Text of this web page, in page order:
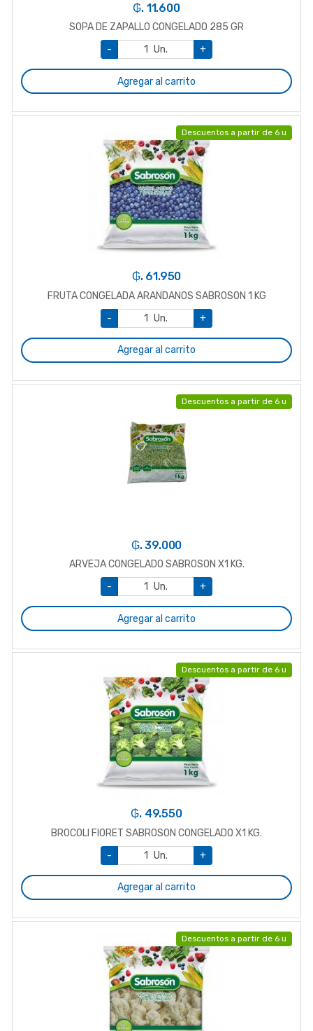
₲. 11.600
SOPA DE ZAPALLO CONGELADO 285 GR
-
Un. +
Agregar al carrito
Descuentos a partir de 6 u
₲. 61.950
FRUTA CONGELADA ARANDANOS SABROSON 1 KG
-
Un. +
Agregar al carrito
Descuentos a partir de 6 u
₲. 39.000
ARVEJA CONGELADO SABROSON X1 KG.
-
Un. +
Agregar al carrito
Descuentos a partir de 6 u
₲. 49.550
BROCOLI FIORET SABROSON CONGELADO X1 KG.
-
Un. +
Agregar al carrito
Descuentos a partir de 6 u